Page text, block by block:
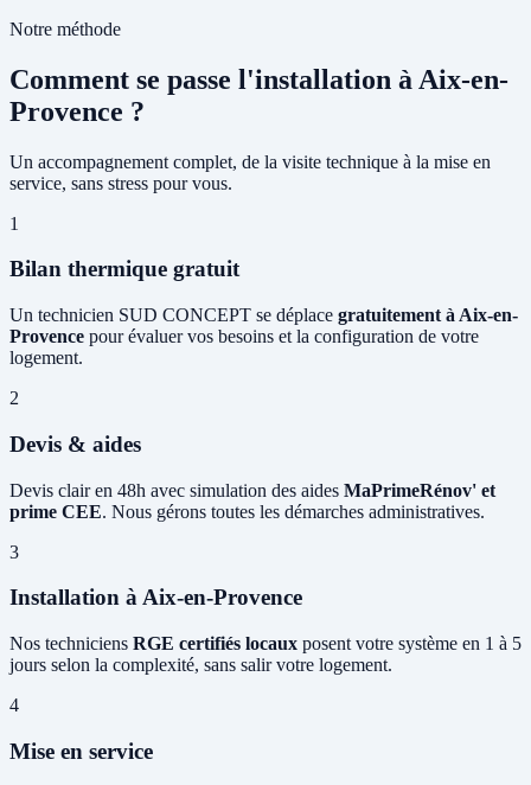
Notre méthode
Comment se passe l'installation à Aix-en-
Provence ?
Un accompagnement complet, de la visite technique à la mise en
service, sans stress pour vous.
1
Bilan thermique gratuit
Un technicien SUD CONCEPT se déplace gratuitement à Aix-en-
Provence pour évaluer vos besoins et la configuration de votre
logement.
2
Devis & aides
Devis clair en 48h avec simulation des aides MaPrimeRénov' et
prime CEE. Nous gérons toutes les démarches administratives.
3
Installation à Aix-en-Provence
Nos techniciens RGE certifiés locaux posent votre système en 1 à 5
jours selon la complexité, sans salir votre logement.
4
Mise en service